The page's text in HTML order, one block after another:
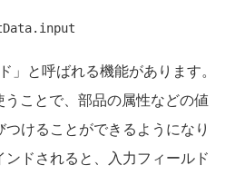
と呼ばれる機能があります。
うことで、部品の属性などの値
けることができるようになり
ドされると、入力フィールド